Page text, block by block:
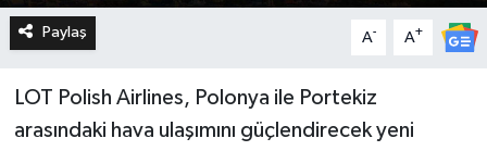
Paylaş A- A+
LOT Polish Airlines, Polonya ile Portekiz
arasındaki hava ulaşımını güçlendirecek yeni